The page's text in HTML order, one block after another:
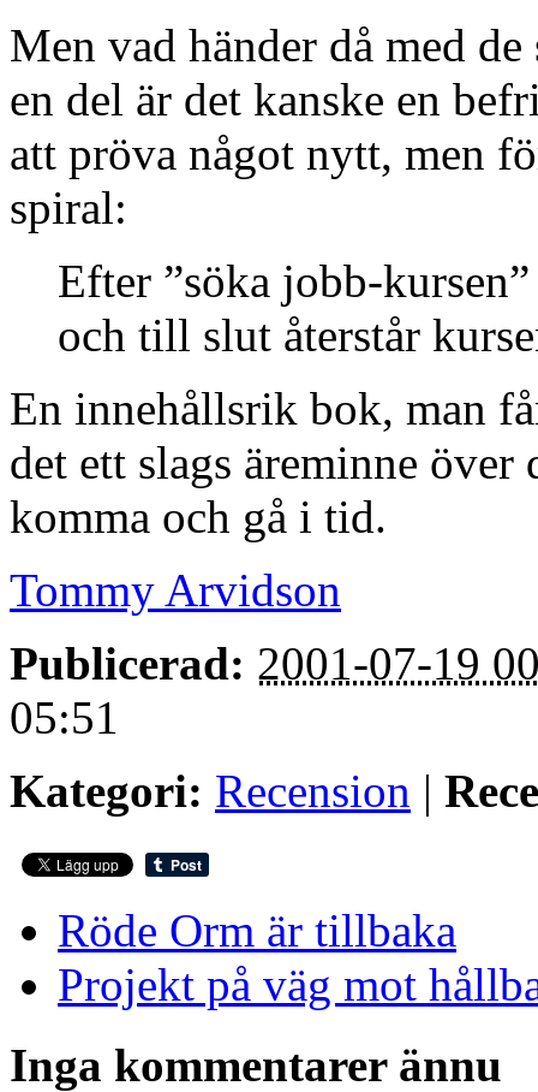
Men vad händer då med
en del är det kanske en
att pröva något nytt, men
spiral:
Efter ”söka jobb-
och till slut återstår
En innehållsrik bok, man
det ett slags äreminne
komma och gå i tid.
Tommy Arvidson
Publicerad: 2001-07-19
05:51
Kategori: Recension |
Röde Orm är tillbaka
Projekt på väg mot
Inga kommentarer ännu